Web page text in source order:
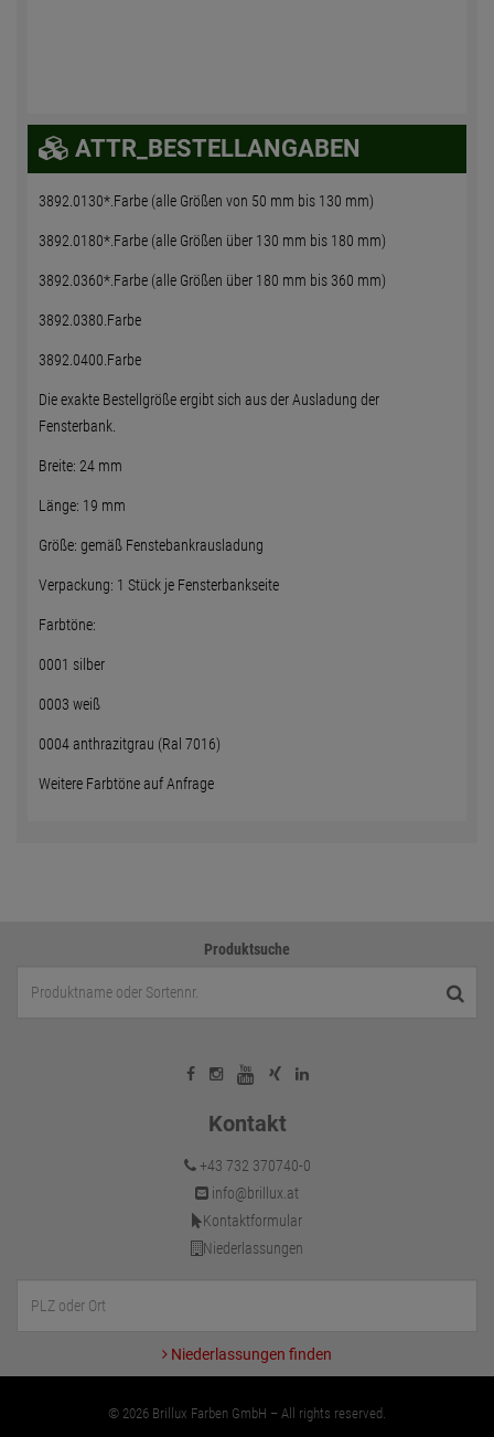
ATTR_BESTELLANGABEN
3892.0130*.Farbe (alle Größen von 50 mm bis 130 mm)
3892.0180*.Farbe (alle Größen über 130 mm bis 180 mm)
3892.0360*.Farbe (alle Größen über 180 mm bis 360 mm)
3892.0380.Farbe
3892.0400.Farbe
Die exakte Bestellgröße ergibt sich aus der Ausladung der
Fensterbank.
Breite: 24 mm
Länge: 19 mm
Größe: gemäß Fenstebankrausladung
Verpackung: 1 Stück je Fensterbankseite
Farbtöne:
0001 silber
0003 weiß
0004 anthrazitgrau (Ral 7016)
Weitere Farbtöne auf Anfrage
Produktsuche
Kontakt
+43 732 370740-0
info@brillux.at
Kontaktformular
Niederlassungen
Niederlassungen finden
© 2026 Brillux Farben GmbH – All rights reserved.